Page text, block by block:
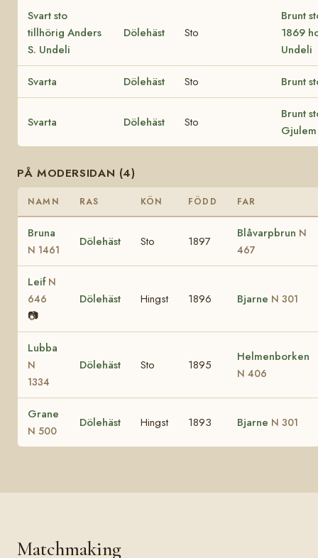
Svart sto
tillhörig Anders
S. Undeli
Dölehäst Sto
Brunt
1869
Undeli
Svarta Dölehäst Sto Brunt
Svarta Dölehäst Sto
Brunt
Gjulem
PÅ MODERSIDAN (4)
NAMN RAS KÖN FÖDD FAR
Bruna
N 1461
Dölehäst Sto 1897
Blåvarpbrun N
467
Leif N
646
📷
Dölehäst Hingst 1896 Bjarne N 301
Lubba
N
1334
Dölehäst Sto 1895
Helmenborken
N 406
Grane
N 500
Dölehäst Hingst 1893 Bjarne N 301
Matchmaking